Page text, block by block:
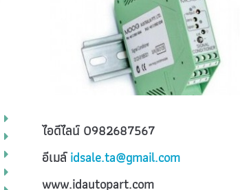
ไอดีไลน์ 0982687567
อีเมล์idsale.ta@gmail.com
www.idautopart.com